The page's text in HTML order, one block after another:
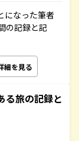
になった筆者
の記録と記
細を見る
旅の記録と